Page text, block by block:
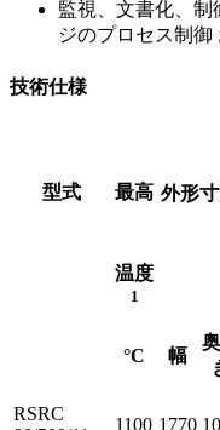
監視、文書化、
ジのプロセス制御
技術仕様
型式 最高 外形
温度
1
°C 幅
RSRC
1100 1770